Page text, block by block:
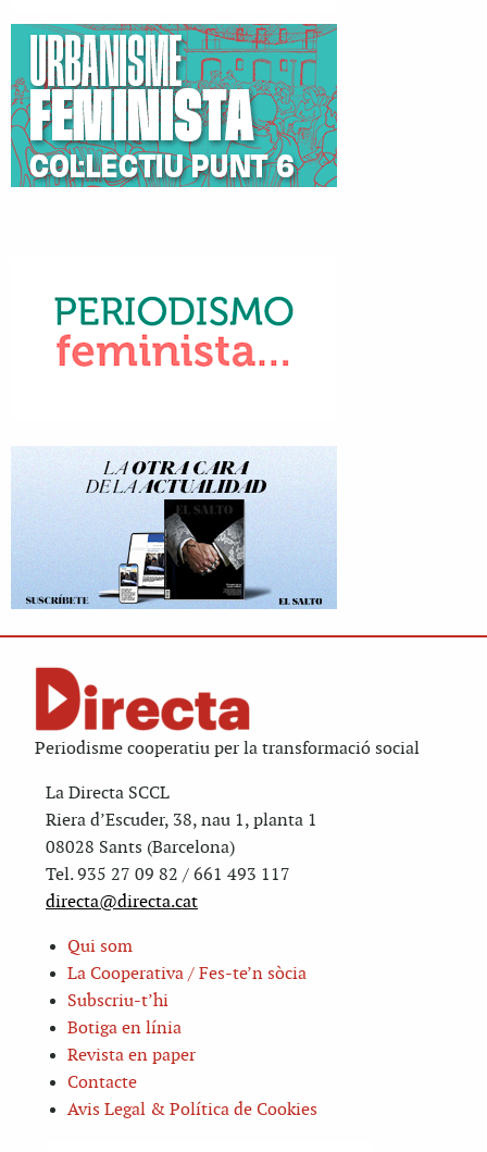
Periodisme cooperatiu per la transformació social
La Directa SCCL
Riera d’Escuder, 38, nau 1, planta 1
08028 Sants (Barcelona)
Tel. 935 27 09 82 / 661 493 117
directa@directa.cat
Qui som
La Cooperativa / Fes-te’n sòcia
Subscriu-t’hi
Botiga en línia
Revista en paper
Contacte
Avis Legal & Política de Cookies